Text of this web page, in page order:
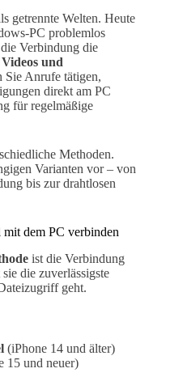
getrennte Welten. Heute
PC problemlos
Verbindung die
und
Sie Anrufe tätigen,
direkt am PC
für regelmäßige
Methoden.
Varianten vor – von
bis zur drahtlosen
dem PC verbinden
ist die Verbindung
die zuverlässigste
geht.
(iPhone 14 und älter)
15 und neuer)